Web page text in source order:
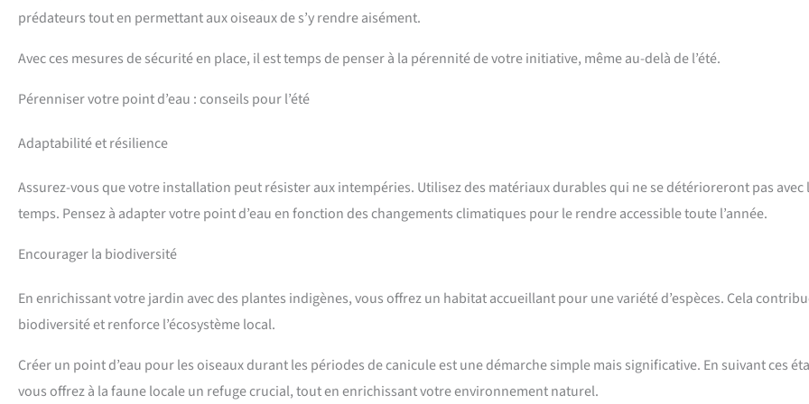
prédateurs tout en permettant aux oiseaux de s’y rendre aisément.
Avec ces mesures de sécurité en place, il est temps de penser à la pérennité de votre initiative, même au-delà de l’été.
Pérenniser votre point d’eau : conseils pour l’été
Adaptabilité et résilience
Assurez-vous que votre installation peut résister aux intempéries. Utilisez des matériaux durables qui ne se détérioreront pas avec
temps. Pensez à adapter votre point d’eau en fonction des changements climatiques pour le rendre accessible toute l’année.
Encourager la biodiversité
En enrichissant votre jardin avec des plantes indigènes, vous offrez un habitat accueillant pour une variété d’espèces. Cela
biodiversité et renforce l’écosystème local.
Créer un point d’eau pour les oiseaux durant les périodes de canicule est une démarche simple mais significative. En suivant ces
vous offrez à la faune locale un refuge crucial, tout en enrichissant votre environnement naturel.